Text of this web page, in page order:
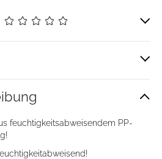
Details Über Cookies
feuchtigkeitsabweisendem PP-
!